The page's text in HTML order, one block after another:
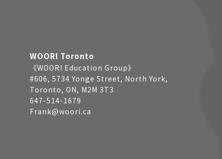
WOORI Toronto
《WOORI Education Group》
#606, 5734 Yonge Street, North York,
Toronto, ON, M2M 3T3
647-514-1679
Frank@woori.ca